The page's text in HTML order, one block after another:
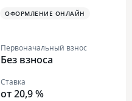
ОФОРМЛЕНИЕ ОНЛАЙН
Первоначальный взнос
Без взноса
Ставка
от 20,9 %